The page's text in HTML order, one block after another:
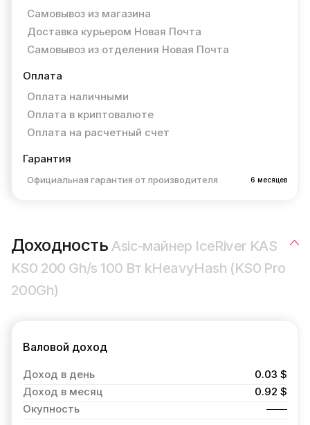
Самовывоз из магазина
Доставка курьером Новая Почта
Самовывоз из отделения Новая Почта
Оплата
Оплата наличными
Оплата в криптовалюте
Оплата на расчетный счет
Гарантия
Официальная гарантия от производителя 6 месяцев
ДоходностьAsic-майнер IceRiver KAS
KS0 200 Gh/s 100 Вт kHeavyHash (KS0 Pro
200Gh)
Валовой доход
Доход в день
0.03 $
Доход в месяц
0.92 $
Окупность